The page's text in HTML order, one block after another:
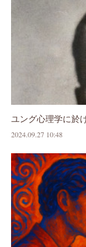
ユング心理学に於
2024.09.27 10:48